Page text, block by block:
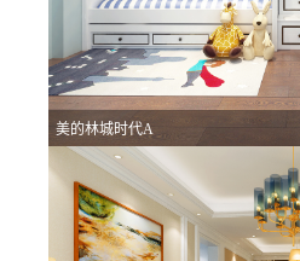
美的林城时代A